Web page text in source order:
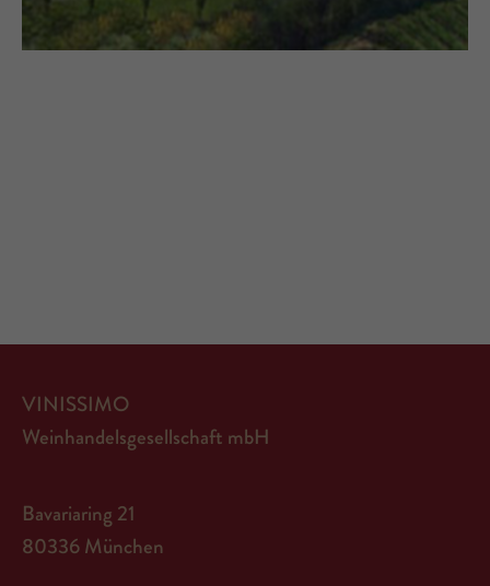
VINISSIMO
Weinhandelsgesellschaft mbH
Bavariaring 21
80336 München